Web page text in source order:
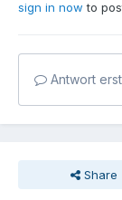
sign in now to
Antwort
Share